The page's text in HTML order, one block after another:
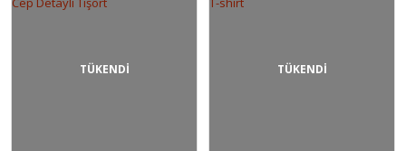
TÜKENDİ TÜKENDİ